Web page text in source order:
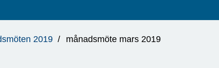
2019 månadsmöte mars 2019